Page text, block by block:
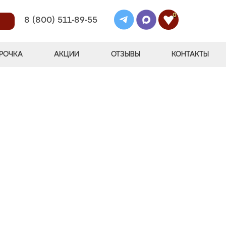
8 (800) 511-89-55
0
АКЦИИ ОТЗЫВЫ КОНТАКТЫ